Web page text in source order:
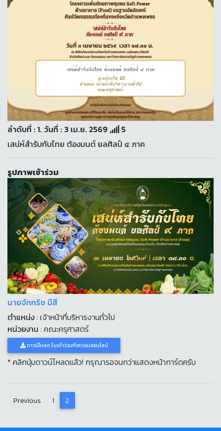
ลำดับที่ : 1. วันที่ : 3 เม.ย. 2569
5
เสน่ห์สำรับกับไทย ต้องมนต์ ยลศิลป์ ๔ ภาค
รูปภาพเข้าร่วม
นายจักกริช มีสี
ตำแหน่ง: เจ้าหน้าที่บริหารงานทั่วไป
หน่วยงาน : คณะครุศาสตร์
ดาวน์โหลด ใบเข้าร่วมกิจกรรมออนไลน์
* คลิกปุ่มดาวน์โหลดแล้ว! กรุณารอจนกว่าแสดงหน้าการ์ดครับ
Previous 1 2